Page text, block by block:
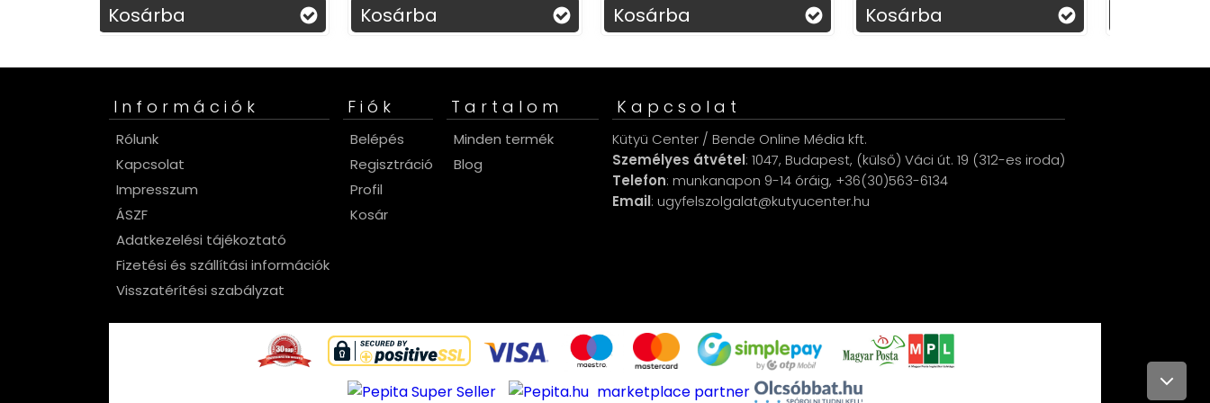
Kosárba Kosárba Kosárba Kosárba
Információk
Rólunk
Kapcsolat
Impresszum
ÁSZF
Adatkezelési tájékoztató
Fizetési és szállítási információk
Visszatérítési szabályzat
Fiók
Belépés
Regisztráció
Profil
Kosár
Tartalom
Minden termék
Blog
Kapcsolat
Kütyü Center / Bende Online Média kft.
Személyes átvétel: 1047, Budapest, (külső) Váci út. 19 (312-es iroda)
Telefon: munkanapon 9-14 óráig, +36(30)563-6134
Email: ugyfelszolgalat@kutyucenter.hu
marketplace partner